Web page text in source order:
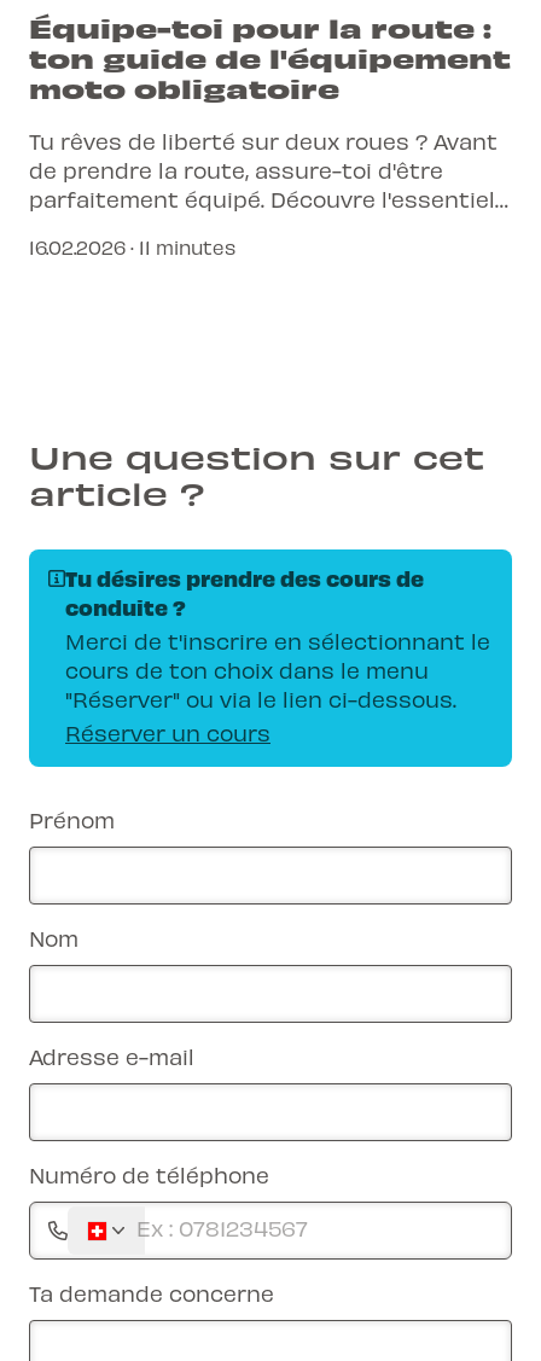
Équipe-toi pour la route :
ton guide de l'équipement
moto obligatoire
Tu rêves de liberté sur deux roues ? Avant
de prendre la route, assure-toi d'être
parfaitement équipé. Découvre l'essentiel
Suisse.
16.02.2026 · 11 minutes
Une question sur cet
article ?
Tu désires prendre des cours de
conduite ?
Merci de t'inscrire en sélectionnant le
cours de ton choix dans le menu
"Réserver" ou via le lien ci-dessous.
Réserver un cours
Prénom
Nom
Adresse e-mail
Numéro de téléphone
Ta demande concerne